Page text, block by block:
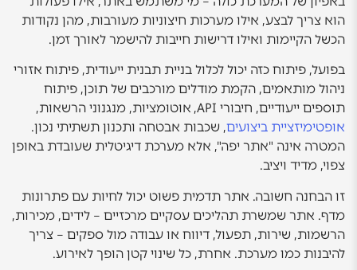
הוא צריך לבצע, אילו מערכות חיצוניות מעורבות, מהן נקודות
הכשל הקיימות ואילו דרישות חייבות להישמר לאורך זמן.
בפועל, פיתוח כזה יכול לכלול בניית תבנית ייעודית, פיתוח אזורי
ניהול מותאמים, הקמת מודלים מורכבים של תוכן, פיתוח
תוספים ייעודיים, חיבורי API, אוטומציות, מנגנוני הרשאות,
אופטימיזציית ביצועים, שכבות אבטחה ותכנון תשתיתי נכון.
המטרה אינה "אתר יפה", אלא מערכת דיגיטלית שעובדת באופן
צפוי, מדיד ויציב.
זו הבחנה חשובה. אתר תדמית פשוט יכול לחיות עם פתרונות
מדף. אתר שמשרת תהליכים עסקיים מרכזיים – לידים, מכירות,
הרשמות, שירות, תפעול, דיווח או עבודה מול ספקים – צריך
להיבנות כמו מערכת. אחרת, כל שינוי קטן הופך לאירוע.